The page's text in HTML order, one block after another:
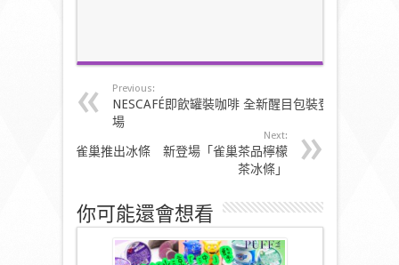
Previous:
NESCAFÉ即飲罐裝咖啡 全新醒目包裝登
場
Next:
雀巢推出冰條 新登場「雀巢茶品檸檬
茶冰條」
你可能還會想看